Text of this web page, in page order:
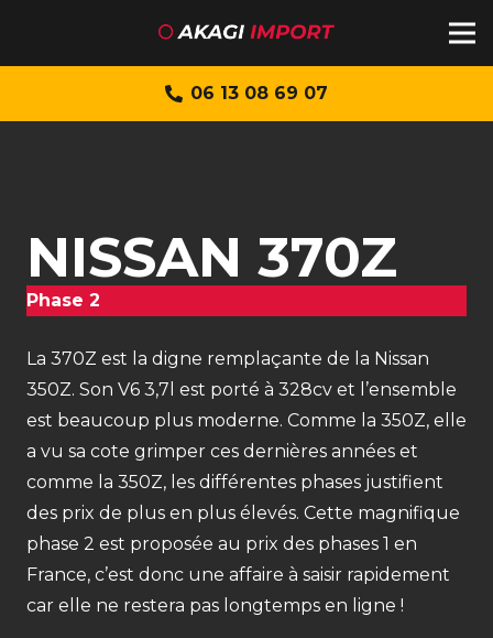
06 13 08 69 07
NISSAN 370Z
Phase 2
La 370Z est la digne remplaçante de la Nissan
350Z. Son V6 3,7l est porté à 328cv et l’ensemble
est beaucoup plus moderne. Comme la 350Z, elle
a vu sa cote grimper ces dernières années et
comme la 350Z, les différentes phases justifient
des prix de plus en plus élevés. Cette magnifique
phase 2 est proposée au prix des phases 1 en
France, c’est donc une affaire à saisir rapidement
car elle ne restera pas longtemps en ligne !